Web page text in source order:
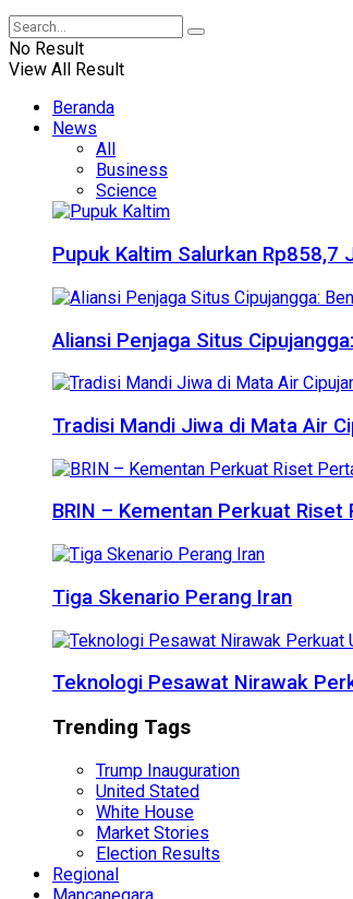
No Result
View All Result
Beranda
News
All
Business
Science
Pupuk Kaltim Salurkan
Aliansi Penjaga Situs
Tradisi Mandi Jiwa di Mata Air
BRIN – Kementan Perkuat Riset
Tiga Skenario Perang Iran
Teknologi Pesawat Nirawak
Trending Tags
Trump Inauguration
United Stated
White House
Market Stories
Election Results
Regional